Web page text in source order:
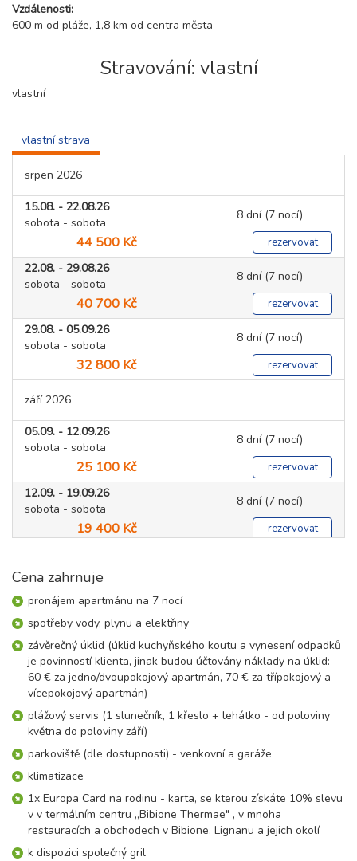
Vzdálenosti:
600 m od pláže, 1,8 km od centra města
Stravování: vlastní
vlastní
vlastní strava
srpen 2026
15.08. - 22.08.26
sobota - sobota
8 dní (7 nocí)
44 500 Kč rezervovat
22.08. - 29.08.26
sobota - sobota
8 dní (7 nocí)
40 700 Kč rezervovat
29.08. - 05.09.26
sobota - sobota
8 dní (7 nocí)
32 800 Kč rezervovat
září 2026
05.09. - 12.09.26
sobota - sobota
8 dní (7 nocí)
25 100 Kč rezervovat
12.09. - 19.09.26
sobota - sobota
8 dní (7 nocí)
19 400 Kč rezervovat
sobota - sobota
19 400 Kč
26.09. - 03.10.26
sobota - sobota
19 400 Kč rezervovat
říjen 2026
03.10. - 10.10.26
sobota - sobota
8 dní (7 nocí)
19 400 Kč rezervovat
10.10. - 17.10.26
sobota - sobota
19 400 Kč rezervovat
sobota - sobota
Cena zahrnuje
pronájem apartmánu na 7 nocí
spotřeby vody, plynu a elektřiny
závěrečný úklid (úklid kuchyňského koutu a vynesení odpadků
je povinností klienta, jinak budou účtovány náklady na úklid:
60 € za jedno/dvoupokojový apartmán, 70 € za třípokojový a
vícepokojový apartmán)
plážový servis (1 slunečník, 1 křeslo + lehátko - od poloviny
května do poloviny září)
parkoviště (dle dostupnosti) - venkovní a garáže
klimatizace
1x Europa Card na rodinu - karta, se kterou získáte 10% slevu
v v termálním centru „Bibione Thermae" , v mnoha
restauracích a obchodech v Bibione, Lignanu a jejich okolí
k dispozici společný gril